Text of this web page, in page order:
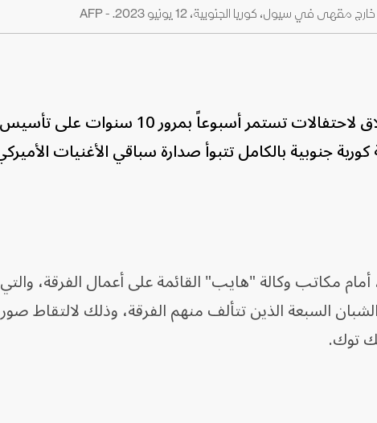
تستمر أسبوعاً بمرور 10 سنوات على تأسيس
جنوبية بالكامل تتبوأ صدارة سباقي الأغنيات
مكاتب وكالة "هايب" القائمة على أعمال الفرقة،
السبعة الذين تتألف منهم الفرقة، وذلك لالتقاط
توك.